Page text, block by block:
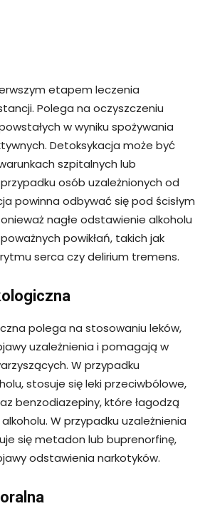
etapem leczenia
Polega na oczyszczeniu
w wyniku spożywania
Detoksykacja może być
szpitalnych lub
osób uzależnionych od
powinna odbywać się pod ścisłym
nagłe odstawienie alkoholu
powikłań, takich jak
serca czy delirium tremens.
polega na stosowaniu leków,
uzależnienia i pomagają w
W przypadku
stosuje się leki przeciwbólowe,
benzodiazepiny, które łagodzą
W przypadku uzależnienia
się metadon lub buprenorfinę,
odstawienia narkotyków.